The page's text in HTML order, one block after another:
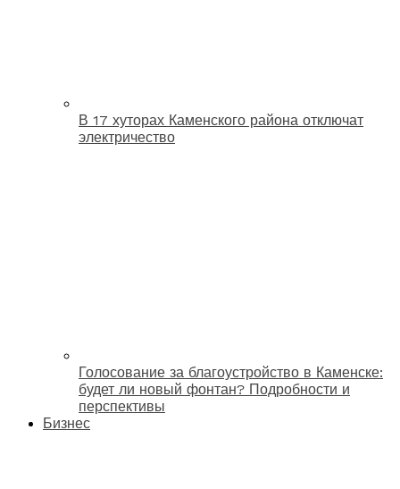
В 17 хуторах Каменского района отключат
электричество
Голосование за благоустройство в Каменске:
будет ли новый фонтан? Подробности и
перспективы
Бизнес